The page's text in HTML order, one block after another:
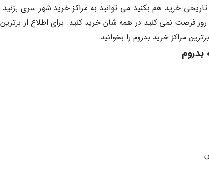
تاریخی خرید هم بکنید می توانید به مراکز خرید شهر سری بزنید.
مراکز خرید بزرگی که قطعا در سفری 7 یا 8 روز فرصت نمی کنید در همه شان خرید کنید. برای اطلاع از برترین
مراکز خرید بدروم را بخوانید.
بدروم